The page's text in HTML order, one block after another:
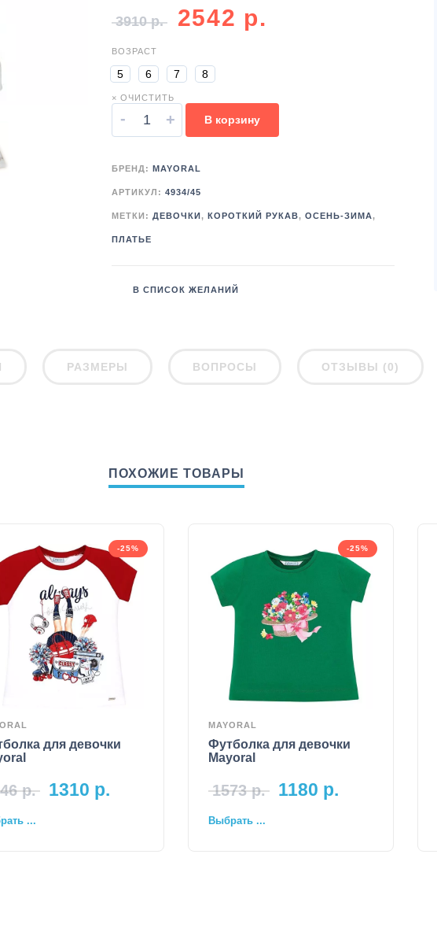
3910р. 2542 р.
ВОЗРАСТ
5 6 7 8
× ОЧИСТИТЬ
- + В корзину
БРЕНД: MAYORAL
АРТИКУЛ: 4934/45
МЕТКИ: ДЕВОЧКИ , КОРОТКИЙ РУКАВ, ОСЕНЬ-ЗИМА,
ПЛАТЬЕ
В СПИСОК ЖЕЛАНИЙ
РАЗМЕРЫ ВОПРОСЫ ОТЗЫВЫ (0)
ПОХОЖИЕ ТОВАРЫ
-25%
для девочки
р. 1310 р.
...
-25%
MAYORAL
Футболка для девочки
Mayoral
1573р. 1180 р.
Выбрать ...